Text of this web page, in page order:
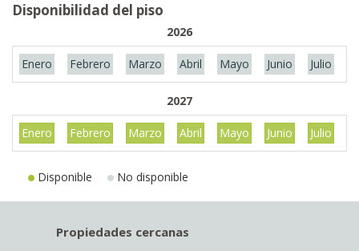
Disponibilidad del piso
2026
Enero Febrero Marzo Abril Mayo Junio Julio
2027
Enero Febrero Marzo Abril Mayo Junio Julio
Disponible No disponible
Propiedades cercanas